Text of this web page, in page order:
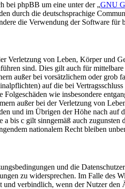
bei phpBB um eine unter der „GNU
durch die deutschsprachige
die Verwendung der Software
Verletzung von Leben, Körper und
sind. Dies gilt auch für
außer bei vorsätzlichem oder grob
auf die bei
wie insbesondere
außer bei der Verletzung von
und im Übrigen der Höhe nach
a bis c gilt sinngemäß auch
nationalem Recht bleiben
und die
zu widersprechen. Im Falle des
und verbindlich, wenn der Nutzer den